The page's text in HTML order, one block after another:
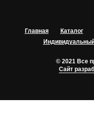
Главная Каталог
© 2021 Все
Сайт